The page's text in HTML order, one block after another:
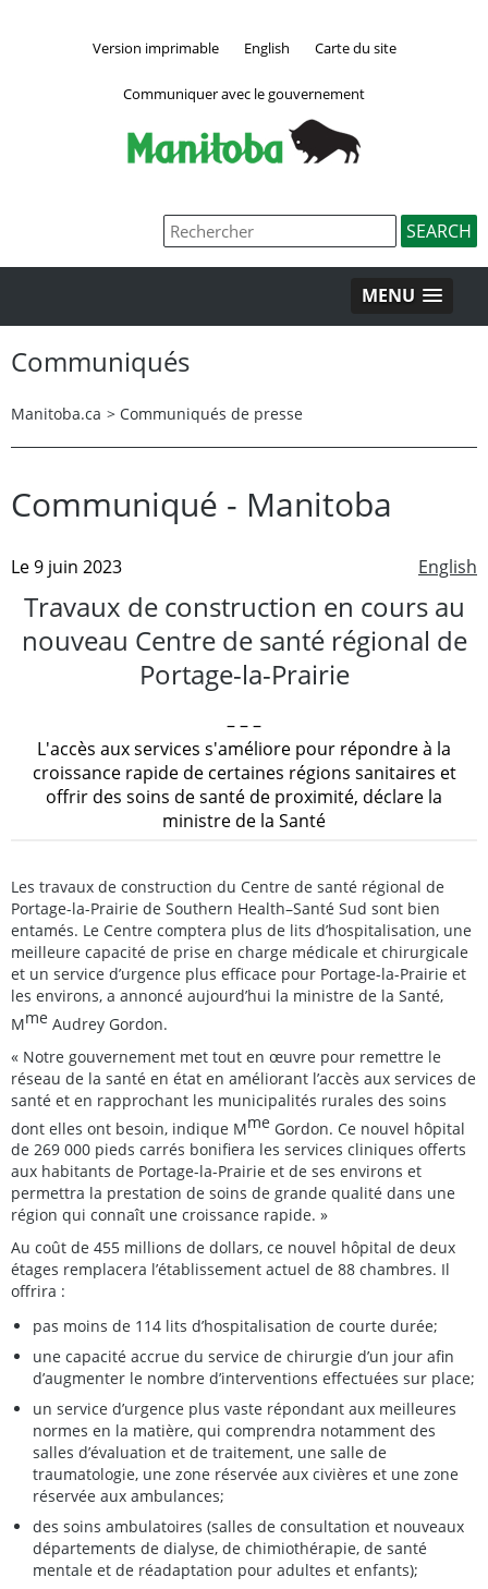
Version imprimable English Carte du site
Communiquer avec le gouvernement
MENU
Communiqués
Manitoba.ca > Communiqués de presse
Communiqué - Manitoba
English
Le 9 juin 2023
Travaux de construction en cours au
nouveau Centre de santé régional de
Portage-la-Prairie
– – –
L'accès aux services s'améliore pour répondre à la
croissance rapide de certaines régions sanitaires et
offrir des soins de santé de proximité, déclare la
ministre de la Santé
Les travaux de construction du Centre de santé régional de
Portage-la-Prairie de Southern Health–Santé Sud sont bien
entamés. Le Centre comptera plus de lits d’hospitalisation, une
meilleure capacité de prise en charge médicale et chirurgicale
et un service d’urgence plus efficace pour Portage-la-Prairie et
les environs, a annoncé aujourd’hui la ministre de la Santé,
Mme Audrey Gordon.
« Notre gouvernement met tout en œuvre pour remettre le
réseau de la santé en état en améliorant l’accès aux services de
santé et en rapprochant les municipalités rurales des soins
dont elles ont besoin, indique Mme Gordon. Ce nouvel hôpital
de 269 000 pieds carrés bonifiera les services cliniques offerts
aux habitants de Portage-la-Prairie et de ses environs et
permettra la prestation de soins de grande qualité dans une
région qui connaît une croissance rapide. »
Au coût de 455 millions de dollars, ce nouvel hôpital de deux
étages remplacera l’établissement actuel de 88 chambres. Il
offrira :
pas moins de 114 lits d’hospitalisation de courte durée;
une capacité accrue du service de chirurgie d’un jour afin
d’augmenter le nombre d’interventions effectuées sur place;
un service d’urgence plus vaste répondant aux meilleures
normes en la matière, qui comprendra notamment des
salles d’évaluation et de traitement, une salle de
traumatologie, une zone réservée aux civières et une zone
réservée aux ambulances;
des soins ambulatoires (salles de consultation et nouveaux
départements de dialyse, de chimiothérapie, de santé
mentale et de réadaptation pour adultes et enfants);